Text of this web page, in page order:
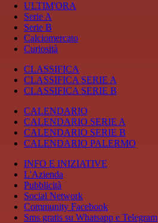
ULTIM'ORA
Serie A
Serie B
Calciomercato
Curiosità
CLASSIFICA
CLASSIFICA SERIE A
CLASSIFICA SERIE B
CALENDARIO
CALENDARIO SERIE A
CALENDARIO SERIE B
CALENDARIO PALERMO
INFO E INIZIATIVE
L'Azienda
Pubblicità
Social Network
Community Facebook
Sms gratis su Whatsapp e Telegram